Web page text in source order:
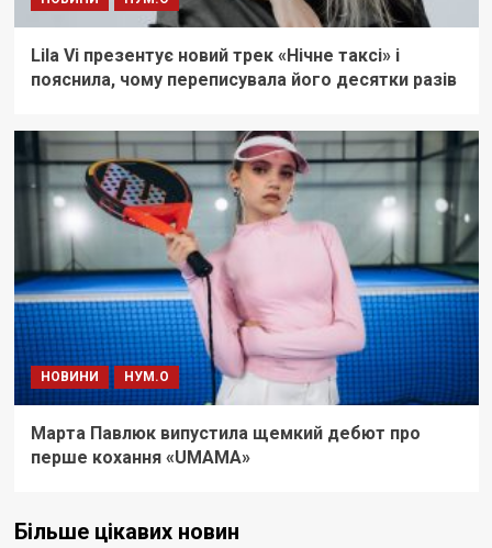
Lila Vi презентує новий трек «Нічне таксі» і
пояснила, чому переписувала його десятки разів
НОВИНИ НУМ.О
Марта Павлюк випустила щемкий дебют про
перше кохання «UМАМА»
Більше цікавих новин